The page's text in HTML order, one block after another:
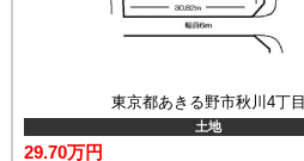
東京都あきる野市秋川4丁目
土地
29.70万円